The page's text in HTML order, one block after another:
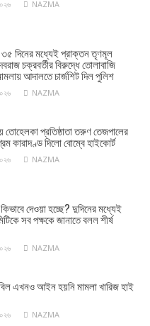
NAZMA
৩৫ দিনের মধ্যেই প্রাক্তন তৃণমূল
চক্রবর্তীর বিরুদ্ধে তোলাবাজি
আদালতে চার্জশিট দিল পুলিশ
NAZMA
তোহেলকা প্রতিষ্ঠাতা তরুণ তেজপালের
কারাদণ্ড দিলো বোম্বে হাইকোর্ট
NAZMA
দেওয়া হচ্ছে? দুদিনের মধ্যেই
সব পক্ষকে জানাতে বলল শীর্ষ
NAZMA
এখনও আইন হয়নি মামলা খারিজ হাই
NAZMA